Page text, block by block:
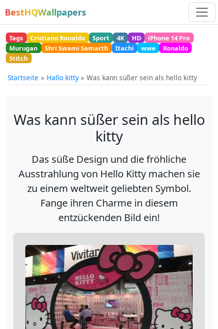
BestHQWallpapers
Tags Cristiano Ronaldo Sport 4K HD
iPhone 14 Pro
Murugan
Shri Swami Samarth Itachi wwe
Ronaldo
Stitch
Startseite Hallo kitty Was kann süßer sein als hello kitty
Was kann süßer sein als hello
kitty
Das süße Design und die fröhliche
Ausstrahlung von Hello Kitty machen sie
zu einem weltweit geliebten Symbol.
Fange ihren Charme in diesem
entzückenden Bild ein!